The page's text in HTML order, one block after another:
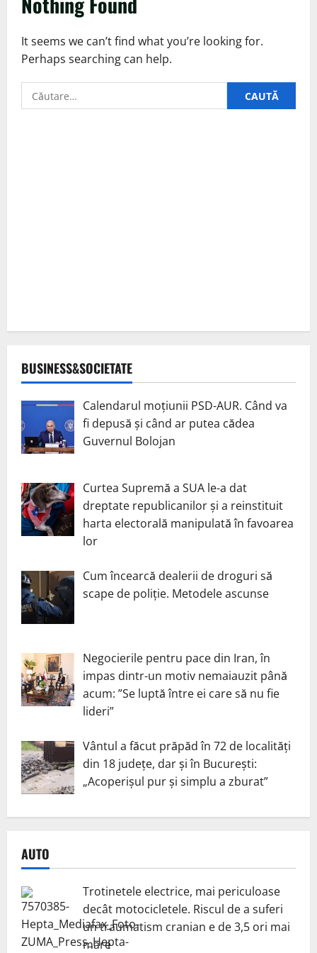
It seems we can’t find what you’re looking for.
Perhaps searching can help.
Caută
după:
BUSINESS&SOCIETATE
Calendarul moțiunii PSD-AUR. Când va
fi depusă și când ar putea cădea
Guvernul Bolojan
Curtea Supremă a SUA le-a dat
dreptate republicanilor și a reinstituit
harta electorală manipulată în favoarea
lor
Cum încearcă dealerii de droguri să
scape de poliție. Metodele ascunse
Negocierile pentru pace din Iran, în
impas dintr-un motiv nemaiauzit până
acum: ”Se luptă între ei care să nu fie
lideri”
Vântul a făcut prăpăd în 72 de localități
din 18 județe, dar și în București:
„Acoperișul pur și simplu a zburat”
AUTO
Trotinetele electrice, mai periculoase
decât motocicletele. Riscul de a suferi
un traumatism cranian e de 3,5 ori mai
mare